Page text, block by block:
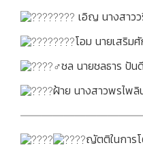
เอิญ นางสาว
โอม นายเสริม
ชล นายชลธาร ปัน
ฝ้าย นางสาวพรไพลิ
ญัตติในการ